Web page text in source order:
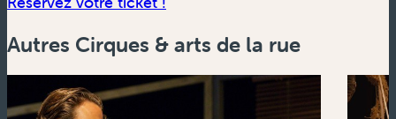
Autres Cirques & arts de la rue